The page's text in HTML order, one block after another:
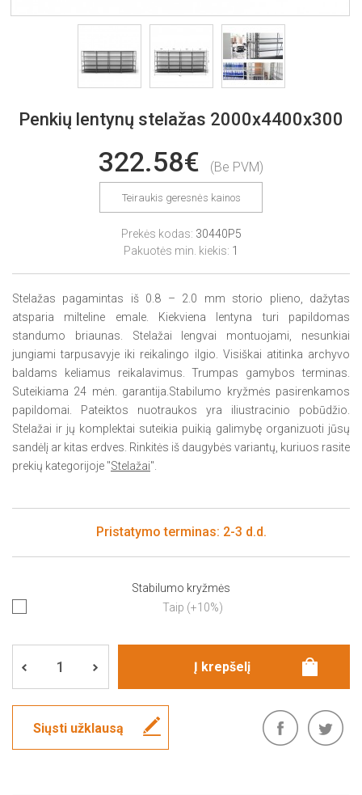
Penkių lentynų stelažas 2000x4400x300
322.58€ (Be PVM)
Teiraukis geresnės kainos
Prekės kodas: 30440P5
Pakuotės min. kiekis: 1
Stelažas pagamintas iš 0.8 – 2.0 mm storio plieno, dažytas
atsparia milteline emale. Kiekviena lentyna turi papildomas
standumo briaunas. Stelažai lengvai montuojami, nesunkiai
jungiami tarpusavyje iki reikalingo ilgio. Visiškai atitinka archyvo
baldams keliamus reikalavimus. Trumpas gamybos terminas.
Suteikiama 24 mėn. garantija.Stabilumo kryžmės pasirenkamos
papildomai. Pateiktos nuotraukos yra iliustracinio pobūdžio.
Stelažai ir jų komplektai suteikia puikią galimybę organizuoti jūsų
sandėlį ar kitas erdves. Rinkitės iš daugybės variantų, kuriuos rasite
prekių kategorijoje "Stelažai".
Pristatymo terminas: 2-3 d.d.
Stabilumo kryžmės
Taip (+10%)
Siųsti užklausą